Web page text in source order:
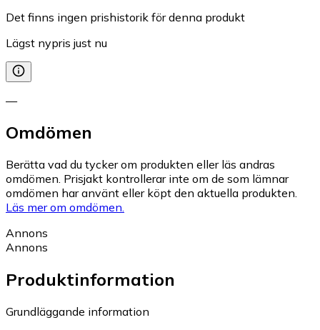
Det finns ingen prishistorik för denna produkt
Lägst nypris just nu
—
Omdömen
Berätta vad du tycker om produkten eller läs andras
omdömen. Prisjakt kontrollerar inte om de som lämnar
omdömen har använt eller köpt den aktuella produkten.
Läs mer om omdömen.
Annons
Annons
Produktinformation
Grundläggande information